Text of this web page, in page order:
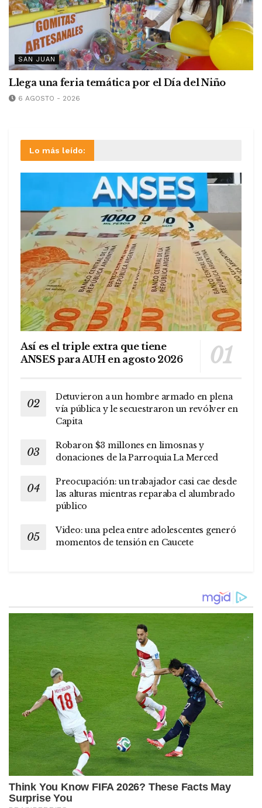
SAN JUAN
Llega una feria temática por el Día del Niño
6 AGOSTO - 2026
Lo más leído:
Así es el triple extra que tiene
ANSES para AUH en agosto 2026
Detuvieron a un hombre armado en plena
vía pública y le secuestraron un revólver en
Capita
Robaron $3 millones en limosnas y
donaciones de la Parroquia La Merced
Preocupación: un trabajador casi cae desde
las alturas mientras reparaba el alumbrado
público
Video: una pelea entre adolescentes generó
momentos de tensión en Caucete